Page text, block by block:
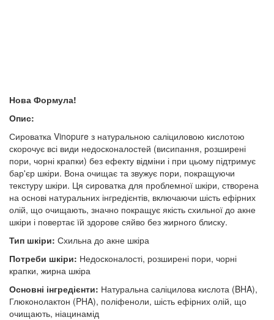
Нова Формула!
Опис:
Сироватка Vinopure з натуральною саліциловою кислотою
скорочує всі види недосконалостей (висипання, розширені
пори, чорні крапки) без ефекту відміни і при цьому підтримує
бар'єр шкіри. Вона очищає та звужує пори, покращуючи
текстуру шкіри. Ця сироватка для проблемної шкіри, створена
на основі натуральних інгредієнтів, включаючи шість ефірних
олій, що очищають, значно покращує якість схильної до акне
шкіри і повертає їй здорове сяйво без жирного блиску.
Тип шкіри: Схильна до акне шкіра
Потреби шкіри: Недосконалості, розширені пори, чорні
крапки, жирна шкіра
Основні інгредієнти: Натуральна саліцилова кислота (BHA),
Глюконолактон (PHA), поліфеноли, шість ефірних олій, що
очищають, ніацинамід